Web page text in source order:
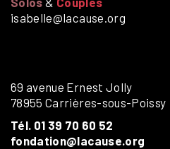
isabelle@lacause.org
69 avenue Ernest Jolly
78955 Carrières-sous-Poissy
Tél. 01 39 70 60 52
fondation@lacause.org